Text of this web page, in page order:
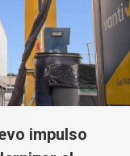
impulso